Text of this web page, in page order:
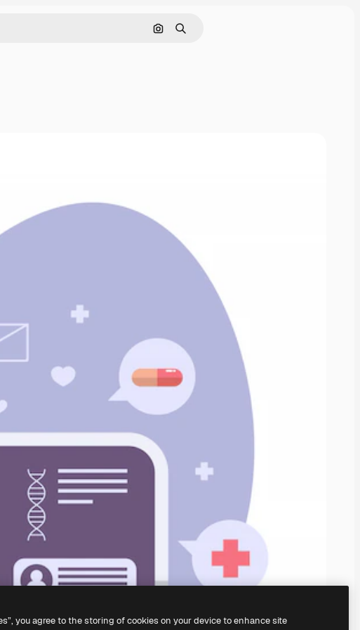
Buscar por imagen
Buscar
you agree to the storing of cookies on your device to enhance site